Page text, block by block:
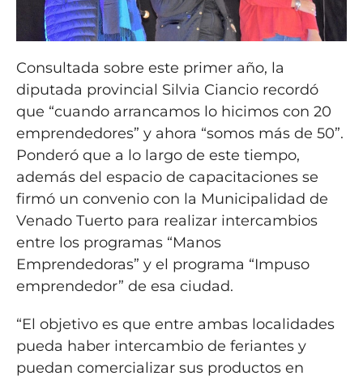
Consultada sobre este primer año, la
diputada provincial Silvia Ciancio recordó
que “cuando arrancamos lo hicimos con 20
emprendedores” y ahora “somos más de 50”.
Ponderó que a lo largo de este tiempo,
además del espacio de capacitaciones se
firmó un convenio con la Municipalidad de
Venado Tuerto para realizar intercambios
entre los programas “Manos
Emprendedoras” y el programa “Impuso
emprendedor” de esa ciudad.
“El objetivo es que entre ambas localidades
pueda haber intercambio de feriantes y
puedan comercializar sus productos en